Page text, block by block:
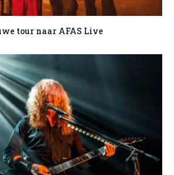
tour naar AFAS Live